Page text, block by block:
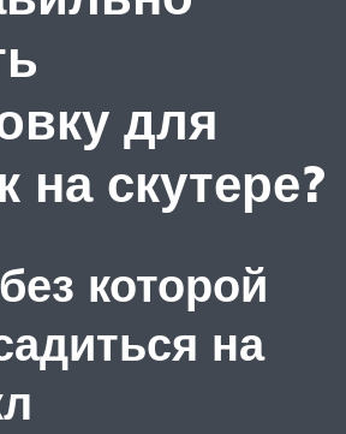
для
на скутере?
которой
на